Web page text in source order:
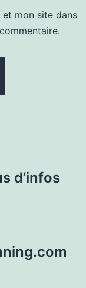
mon site dans
d’infos